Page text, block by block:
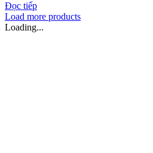
Đọc tiếp
Load more products
Loading...